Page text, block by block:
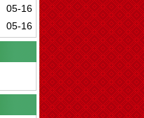
05-16
05-16